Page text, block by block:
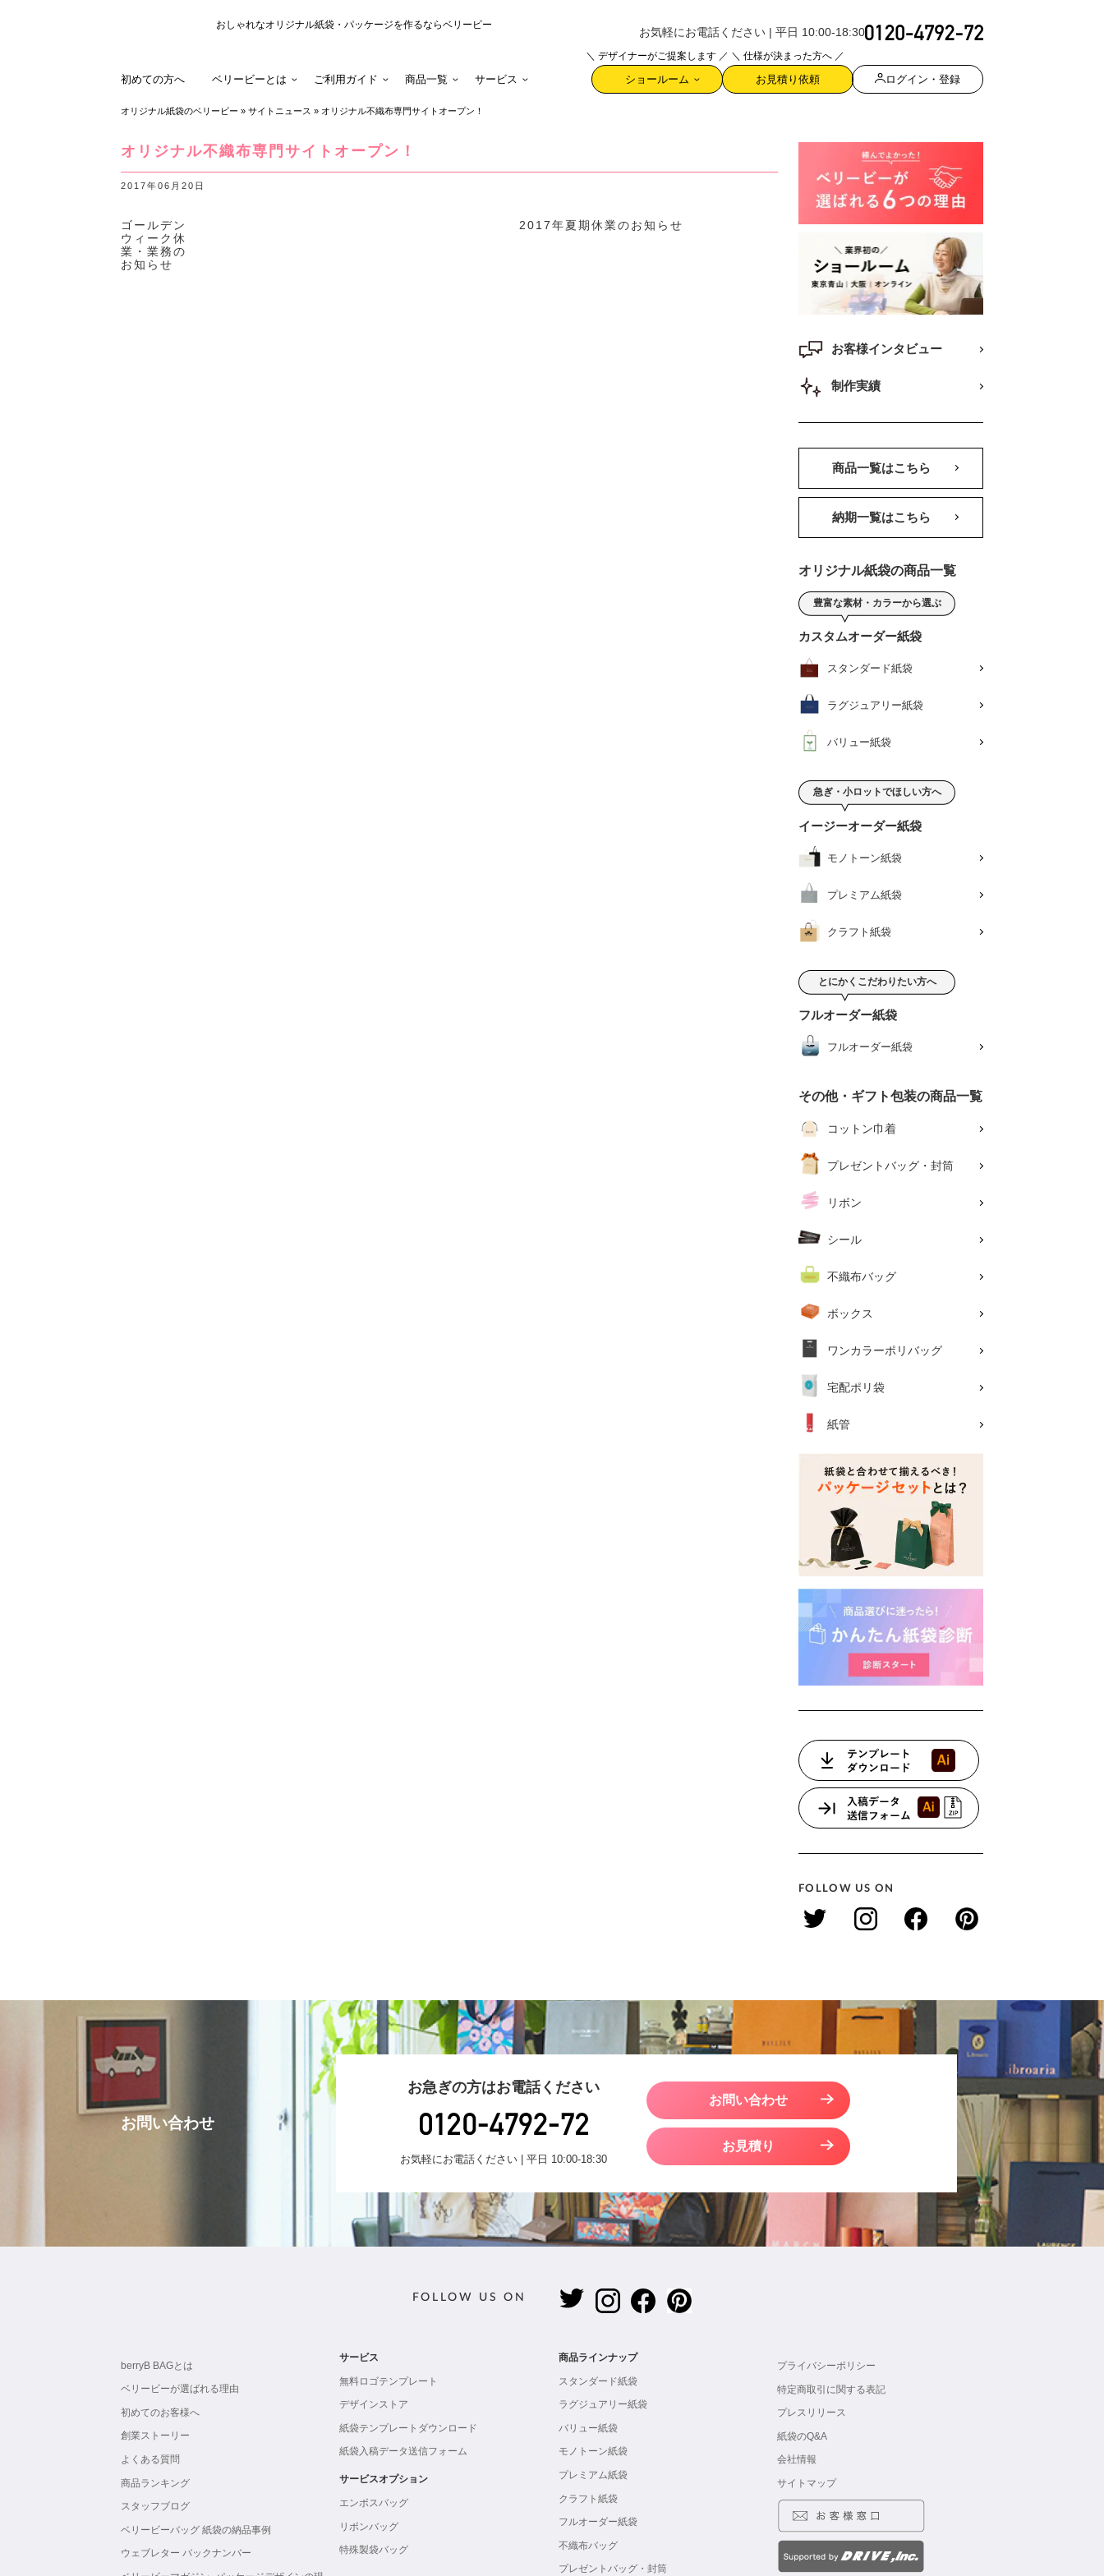
おしゃれなオリジナル紙袋・パッケージを作るならベリービー
お気軽にお電話ください | 平日 10:00-18:30
初めての方へ ベリービーとは ご利用ガイド 商品一覧 サービス
＼ デザイナーがご提案します ／
ショールーム
＼ 仕様が決まった方へ ／
お見積り依頼 ログイン・登録
オリジナル紙袋のベリービー » サイトニュース » オリジナル不織布専門サイトオープン！
オリジナル不織布専門サイトオープン！
2017年06月20日
ゴールデン
ウィーク休
業・業務の
お知らせ
2017年夏期休業のお知らせ
お客様インタビュー
制作実績
商品一覧はこちら
納期一覧はこちら
オリジナル紙袋の商品一覧
豊富な素材・カラーから選ぶ
カスタムオーダー紙袋
スタンダード紙袋
ラグジュアリー紙袋
バリュー紙袋
急ぎ・小ロットでほしい方へ
イージーオーダー紙袋
モノトーン紙袋
プレミアム紙袋
クラフト紙袋
とにかくこだわりたい方へ
フルオーダー紙袋
フルオーダー紙袋
その他・ギフト包装の商品一覧
コットン巾着
プレゼントバッグ・封筒
リボン
シール
不織布バッグ
ボックス
ワンカラーポリバッグ
宅配ポリ袋
紙管
FOLLOW US ON
お問い合わせ
お急ぎの方はお電話ください
お気軽にお電話ください | 平日 10:00-18:30
お問い合わせ
お見積り
FOLLOW US ON
berryB BAGとは
ベリービーが選ばれる理由
初めてのお客様へ
創業ストーリー
よくある質問
商品ランキング
スタッフブログ
ベリービーバッグ 紙袋の納品事例
ウェブレター バックナンバー
サービス
無料ロゴテンプレート
デザインストア
紙袋テンプレートダウンロード
紙袋入稿データ送信フォーム
サービスオプション
エンボスバッグ
リボンバッグ
特殊製袋バッグ
商品ラインナップ
スタンダード紙袋
ラグジュアリー紙袋
バリュー紙袋
モノトーン紙袋
プレミアム紙袋
クラフト紙袋
フルオーダー紙袋
不織布バッグ
プレゼントバッグ・封筒
プライバシーポリシー
特定商取引に関する表記
プレスリリース
紙袋のQ&A
会社情報
サイトマップ